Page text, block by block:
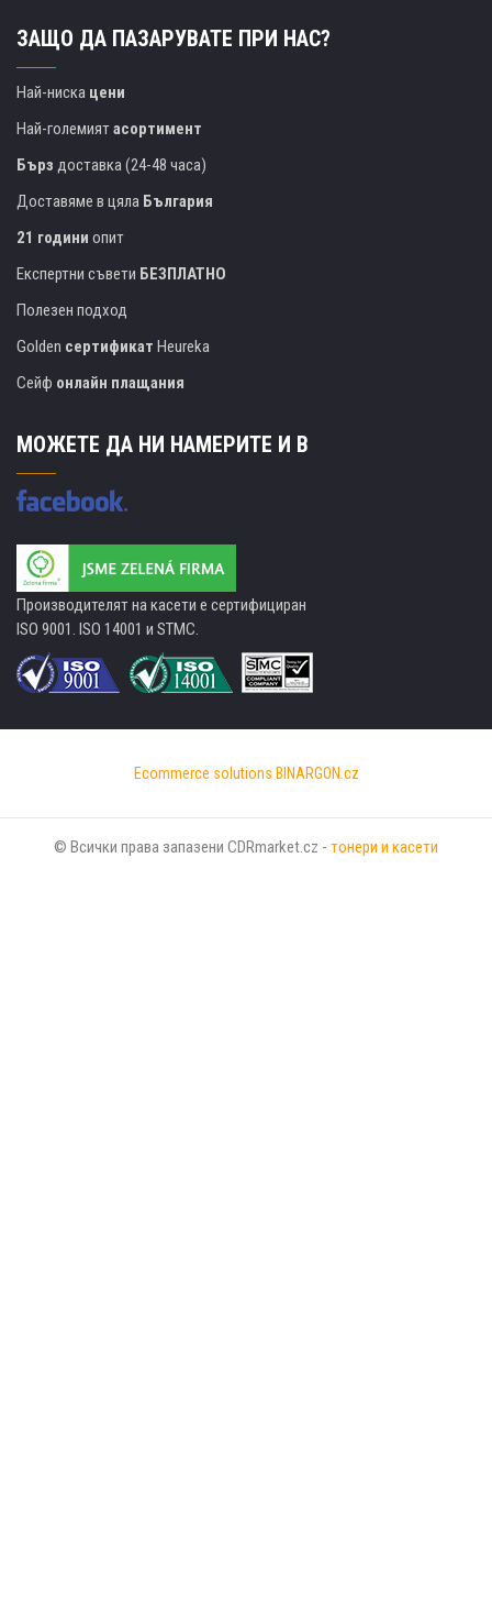
ЗАЩО ДА ПАЗАРУВАТЕ ПРИ НАС?
Най-ниска цени
Най-големиятасортимент
Бърз доставка (24-48 часа)
Доставяме в цяла България
21 години опит
Експертни съвети БЕЗПЛАТНО
Полезен подход
Golden сертификат Heureka
Сейф онлайн плащания
МОЖЕТЕ ДА НИ НАМЕРИТЕ И В
Производителят на касети е сертифициран
ISO 9001. ISO 14001 и STMC.
Ecommerce solutions BINARGON.cz
© Всички права запазени CDRmarket.cz - тонери и касети